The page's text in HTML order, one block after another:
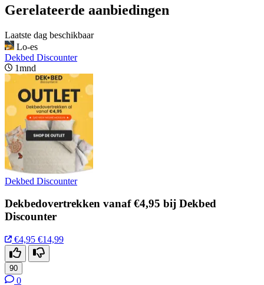
Gerelateerde aanbiedingen
Laatste dag beschikbaar
Lo-es
Dekbed Discounter
1mnd
Dekbed Discounter
Dekbedovertrekken vanaf €4,95 bij Dekbed
Discounter
€4,95 €14,99
90
0